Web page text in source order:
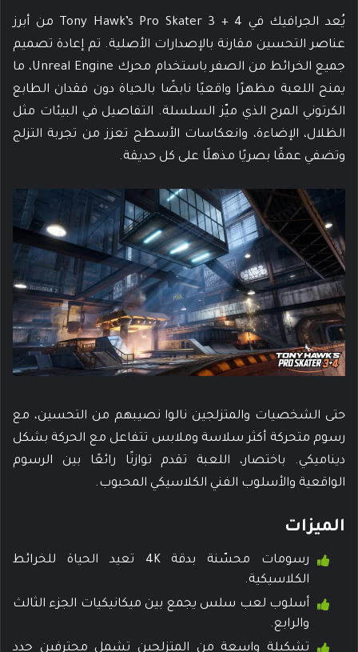
يُعد الجرافيك في Tony Hawk’s Pro Skater 3 + 4 من أبرز
عناصر التحسين مقارنة بالإصدارات الأصلية. تم إعادة تصميم
جميع الخرائط من الصفر باستخدام محرك Unreal Engine، ما
يمنح اللعبة مظهرًا واقعيًا نابضًا بالحياة دون فقدان الطابع
الكرتوني المرح الذي ميّز السلسلة. التفاصيل في البيئات مثل
الظلال، الإضاءة، وانعكاسات الأسطح تعزز من تجربة التزلج
وتضفي عمقًا بصريًا مذهلًا على كل حديقة.
حتى الشخصيات والمتزلجين نالوا نصيبهم من التحسين، مع
رسوم متحركة أكثر سلاسة وملابس تتفاعل مع الحركة بشكل
ديناميكي. باختصار، اللعبة تقدم توازنًا رائعًا بين الرسوم
الواقعية والأسلوب الفني الكلاسيكي المحبوب.
الميزات
رسومات محسّنة بدقة 4K تعيد الحياة للخرائط
الكلاسيكية.
أسلوب لعب سلس يجمع بين ميكانيكيات الجزء الثالث
والرابع.
تشكيلة واسعة من المتزلجين تشمل محترفين جدد